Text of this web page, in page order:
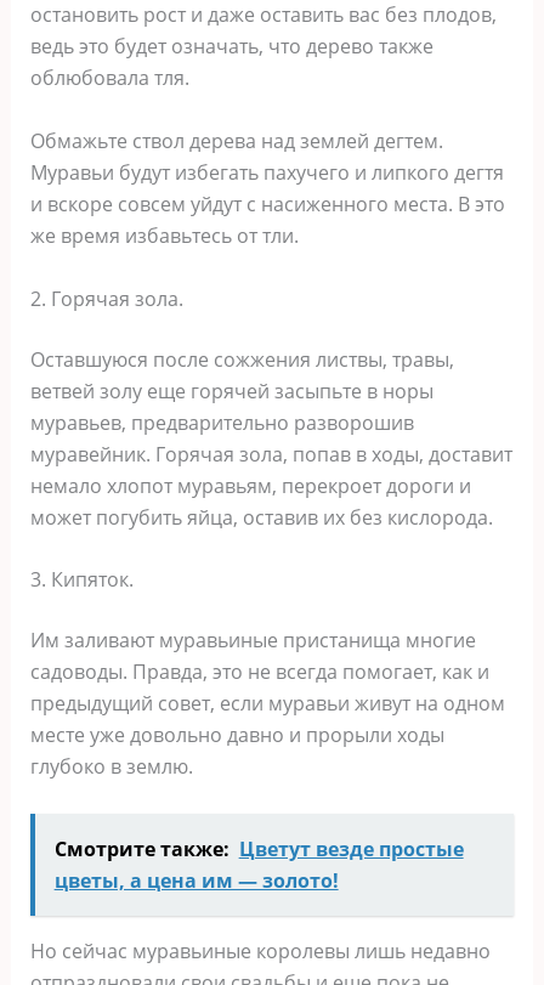
остановить рост и даже оставить вас без плодов,
ведь это будет означать, что дерево также
облюбовала тля.
Обмажьте ствол дерева над землей дегтем.
Муравьи будут избегать пахучего и липкого дегтя
и вскоре совсем уйдут с насиженного места. В это
же время избавьтесь от тли.
2. Горячая зола.
Оставшуюся после сожжения листвы, травы,
ветвей золу еще горячей засыпьте в норы
муравьев, предварительно разворошив
муравейник. Горячая зола, попав в ходы, доставит
немало хлопот муравьям, перекроет дороги и
может погубить яйца, оставив их без кислорода.
3. Кипяток.
Им заливают муравьиные пристанища многие
садоводы. Правда, это не всегда помогает, как и
предыдущий совет, если муравьи живут на одном
месте уже довольно давно и прорыли ходы
глубоко в землю.
Смотрите также: Цветут везде простые
цветы, а цена им — золото!
Но сейчас муравьиные королевы лишь недавно